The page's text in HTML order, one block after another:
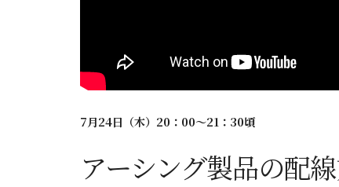
7月24日（木）20：00～21：30頃
アーシング製品の配